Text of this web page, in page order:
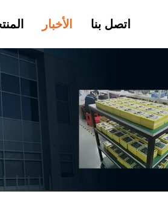
الأخبار اتصل بنا